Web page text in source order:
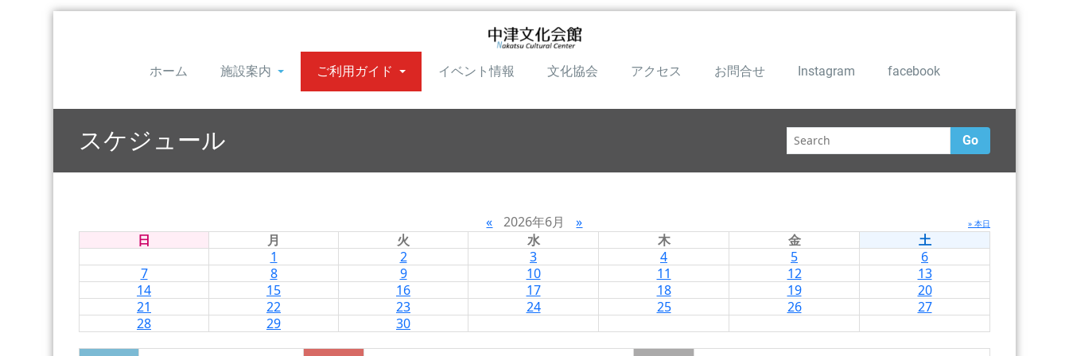
ホーム 施設案内 ご利用ガイド イベント情報 文化協会 アクセス お問合せ Instagram facebook
スケジュール Go
« 2026年6月 » » 本日
日 月 火 水 木 金
土
1
2 3 4 5
6
7
8 9 10 11 12
13
14
15 16 17 18 19
20
21
22 23 24 25 26
27
28
29 30